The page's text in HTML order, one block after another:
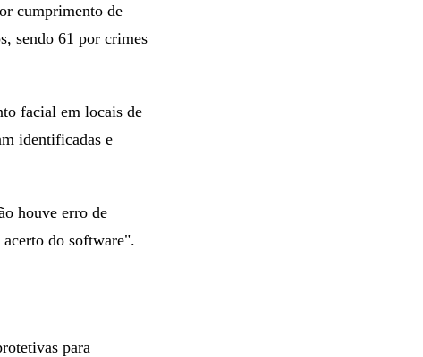
cumprimento de
sendo 61 por crimes
facial em locais de
identificadas e
houve erro de
do software".
para